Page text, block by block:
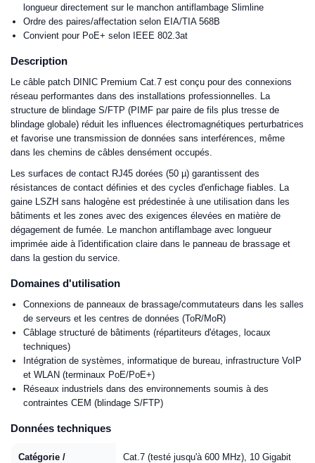
longueur directement sur le manchon antiflambage Slimline
Ordre des paires/affectation selon EIA/TIA 568B
Convient pour PoE+ selon IEEE 802.3at
Description
Le câble patch DINIC Premium Cat.7 est conçu pour des connexions
réseau performantes dans des installations professionnelles. La
structure de blindage S/FTP (PIMF par paire de fils plus tresse de
blindage globale) réduit les influences électromagnétiques perturbatrices
et favorise une transmission de données sans interférences, même
dans les chemins de câbles densément occupés.
Les surfaces de contact RJ45 dorées (50 µ) garantissent des
résistances de contact définies et des cycles d'enfichage fiables. La
gaine LSZH sans halogène est prédestinée à une utilisation dans les
bâtiments et les zones avec des exigences élevées en matière de
dégagement de fumée. Le manchon antiflambage avec longueur
imprimée aide à l'identification claire dans le panneau de brassage et
dans la gestion du service.
Domaines d'utilisation
Connexions de panneaux de brassage/commutateurs dans les salles
de serveurs et les centres de données (ToR/MoR)
Câblage structuré de bâtiments (répartiteurs d'étages, locaux
techniques)
Intégration de systèmes, informatique de bureau, infrastructure VoIP
et WLAN (terminaux PoE/PoE+)
Réseaux industriels dans des environnements soumis à des
contraintes CEM (blindage S/FTP)
Données techniques
Catégorie /
Cat.7 (testé jusqu'à 600 MHz), 10 Gigabit